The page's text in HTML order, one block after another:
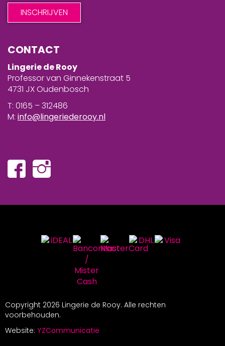
CONTACT
Lingerie de Rooy
Professor van Ginnekenstraat 5
4731 JX Oudenbosch
T: 0165 – 312486
M: info@lingeriederooy.nl
Copyright 2026 Lingerie de Rooy. Alle rechten
voorbehouden.
Website: YZCommunicatie